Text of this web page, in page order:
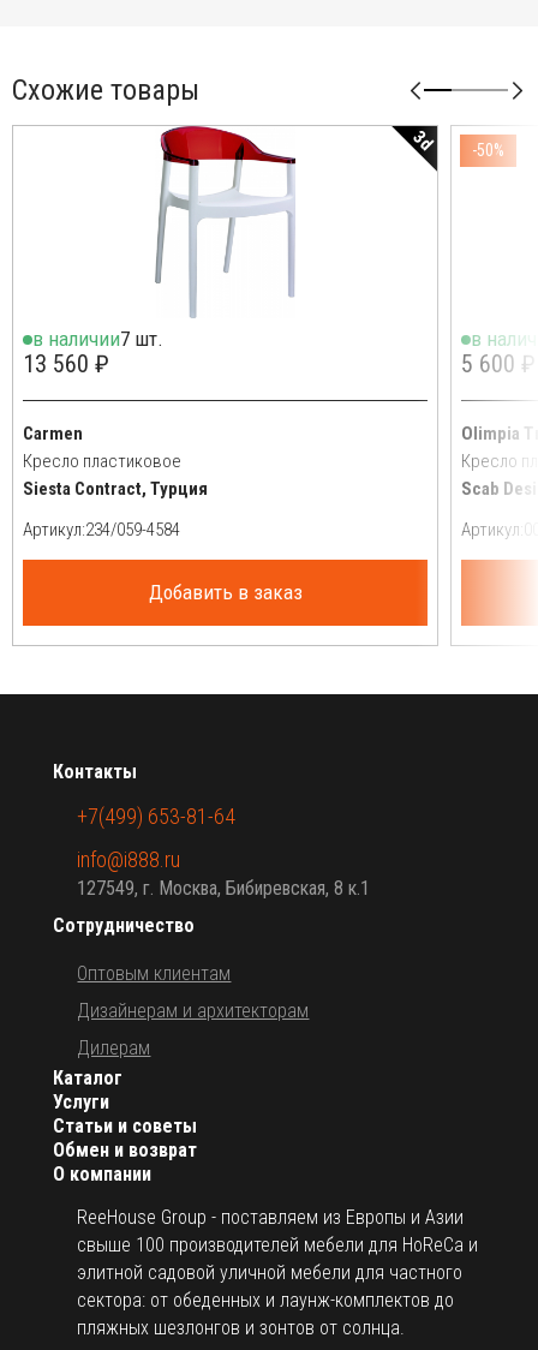
Схожие товары
3d
в наличии7 шт.
13 560 ₽
Carmen
Кресло пластиковое
Siesta Contract, Турция
Артикул:
Добавить в заказ
-50%
в
5 600 ₽
Olimpia
Кресло
Scab
Артикул:
О компании
ReeHouse Group - поставляем из Европы и Азии
свыше 100 производителей мебели для HoReCa и
элитной садовой уличной мебели для частного
сектора: от обеденных и лаунж-комплектов до
пляжных шезлонгов и зонтов от солнца.
Каталог
Услуги
Статьи и советы
Обмен и возврат
Сотрудничество
Оптовым клиентам
Дизайнерам и архитекторам
Дилерам
Контакты
+7(499) 653-81-64
info@i888.ru
127549, г. Москва, Бибиревская, 8 к.1